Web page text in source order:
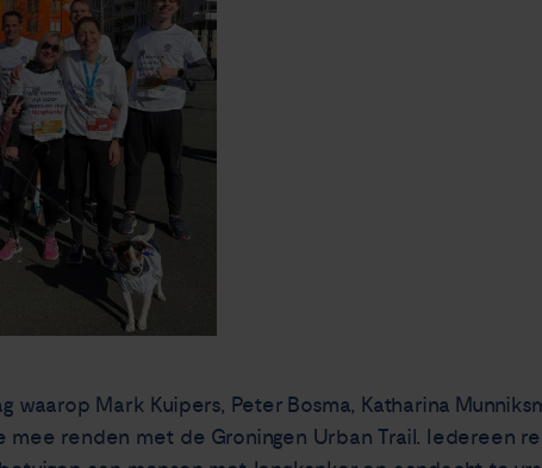
waarop Mark Kuipers, Peter Bosma, Katharina
mee renden met de Groningen Urban Trail. Iedereen